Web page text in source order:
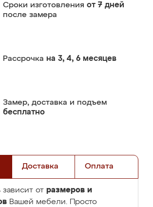
Сроки изготовления от 7 дней
после замера
Рассрочка на 3, 4, 6 месяцев
Замер, доставка и подъем
бесплатно
Доставка Оплата
от размеров и
Вашей мебели. Просто